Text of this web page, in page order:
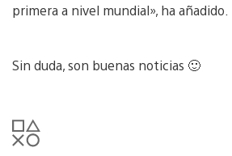
primera a nivel mundial», ha añadido.
Sin duda, son buenas noticias 🙂